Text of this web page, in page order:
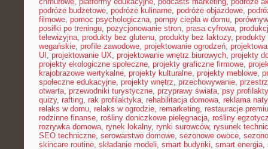
podróże budżetowe, podróże kulinarne, podróże objazdowe,
filmowe, pomoc psychologiczna, pompy ciepła w domu,
posiłki po treningu, pozycjonowanie stron, prasa cyfrowa,
telewizyjna, produkty bez glutenu, produkty bez laktozy, produkty
wegańskie, profile zawodowe, projektowanie ogrodzeń,
UI , projektowanie UX, projektowanie wnętrz biurowych, projekty
projekty ekologiczne społeczne, projekty graficzne firmowe,
krajobrazowe wertykalne, projekty kulturalne, projekty meblowe,
społeczne edukacyjne, projekty wnętrz, przechowywanie,
otwarta, przewodniki turystyczne, przyprawy świata, psy
quizy, rafting, rak profilaktyka, rehabilitacja domowa, reklama
relaks w domu, relaks w ogrodzie, remarketing, restauracje
rodzinne finanse, rośliny doniczkowe pielęgnacja, rośliny
rozrywka domowa, rynek lokalny, rynki surowców, rysunek
SEO techniczne, serowarstwo domowe, sezonowe owoce,
skincare routine, składanie modeli, smart budynki, smart energia,